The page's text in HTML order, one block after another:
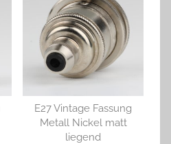
E27 Vintage Fassung
Metall Nickel matt
liegend